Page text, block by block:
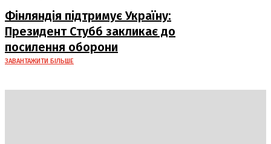
Фінляндія підтримує Україну:
Президент Стубб закликає до
посилення оборони
ЗАВАНТАЖИТИ БІЛЬШЕ